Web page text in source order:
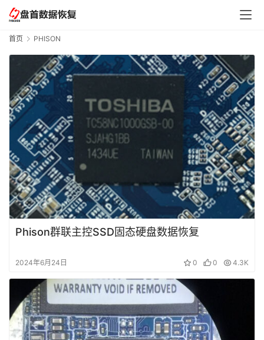
首
页
首页 PHISON
Phison群联主控SSD固态硬盘数据恢复
2024年6月24日 0 0 4.3K